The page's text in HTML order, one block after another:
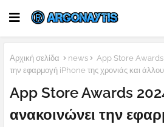
Αρχική σελίδα news
App Store Awards
την εφαρμογή iPhone της χρονιάς και
App Store Awards
ανακοινώνει την